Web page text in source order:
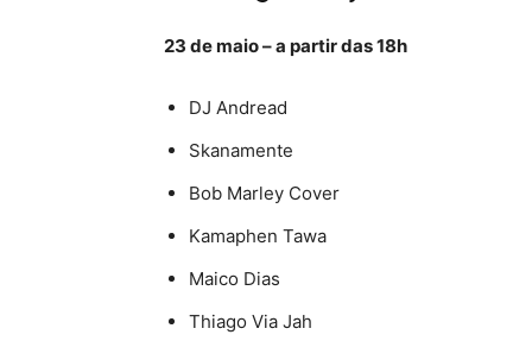
23 de maio – a partir das 18h
DJ Andread
Skanamente
Bob Marley Cover
Kamaphen Tawa
Maico Dias
Thiago Via Jah